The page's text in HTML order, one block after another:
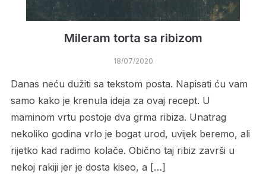
Mileram torta sa ribizom
18/07/2020
Danas neću dužiti sa tekstom posta. Napisati ću vam
samo kako je krenula ideja za ovaj recept. U
maminom vrtu postoje dva grma ribiza. Unatrag
nekoliko godina vrlo je bogat urod, uvijek beremo, ali
rijetko kad radimo kolače. Obično taj ribiz završi u
nekoj rakiji jer je dosta kiseo, a […]